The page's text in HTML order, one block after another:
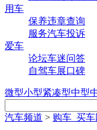
用车
保养违章查询
服务汽车投诉
爱车
论坛车迷问答
自驾车展口碑
微型小型紧凑型中型
汽车频道 > 购车_买车